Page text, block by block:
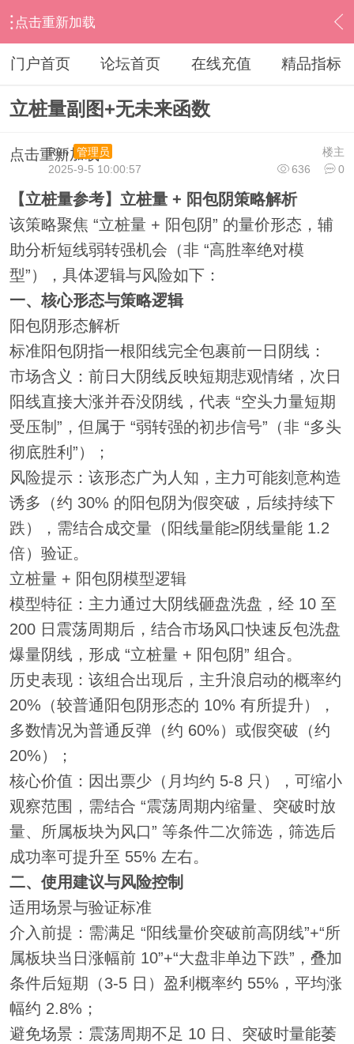
点击重新加载
› 通达信指标公式 › 副图公式 › 内容
门户首页 论坛首页 在线充值 精品指标
立桩量副图+无未来函数
点击重新加载 楼主
Run
管理员
636
0
2025-9-5 10:00:57
【立桩量参考】立桩量 + 阳包阴策略解析
该策略聚焦 “立桩量 + 阳包阴” 的量价形态，辅
助分析短线弱转强机会（非 “高胜率绝对模
型”），具体逻辑与风险如下：
一、核心形态与策略逻辑
阳包阴形态解析
标准阳包阴指一根阳线完全包裹前一日阴线：
市场含义：前日大阴线反映短期悲观情绪，次日
阳线直接大涨并吞没阴线，代表 “空头力量短期
受压制”，但属于 “弱转强的初步信号”（非 “多头
彻底胜利”）；
风险提示：该形态广为人知，主力可能刻意构造
诱多（约 30% 的阳包阴为假突破，后续持续下
跌），需结合成交量（阳线量能≥阴线量能 1.2
倍）验证。
立桩量 + 阳包阴模型逻辑
模型特征：主力通过大阴线砸盘洗盘，经 10 至
200 日震荡周期后，结合市场风口快速反包洗盘
爆量阴线，形成 “立桩量 + 阳包阴” 组合。
历史表现：该组合出现后，主升浪启动的概率约
20%（较普通阳包阴形态的 10% 有所提升），
多数情况为普通反弹（约 60%）或假突破（约
20%）；
核心价值：因出票少（月均约 5-8 只），可缩小
观察范围，需结合 “震荡周期内缩量、突破时放
量、所属板块为风口” 等条件二次筛选，筛选后
成功率可提升至 55% 左右。
二、使用建议与风险控制
适用场景与验证标准
介入前提：需满足 “阳线量价突破前高阴线”+“所
属板块当日涨幅前 10”+“大盘非单边下跌”，叠加
条件后短期（3-5 日）盈利概率约 55%，平均涨
幅约 2.8%；
避免场景：震荡周期不足 10 日、突破时量能萎